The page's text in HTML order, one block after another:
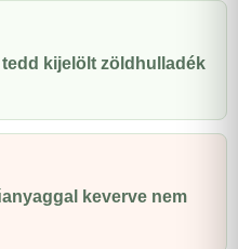
kijelölt zöldhulladék
keverve nem